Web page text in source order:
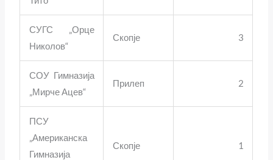
СУГС „Орце
Николов“
Скопје 3
СОУ Гимназија
„Мирче Ацев“
Прилеп 2
ПСУ
„Американска
Гимназија
Скопје 1